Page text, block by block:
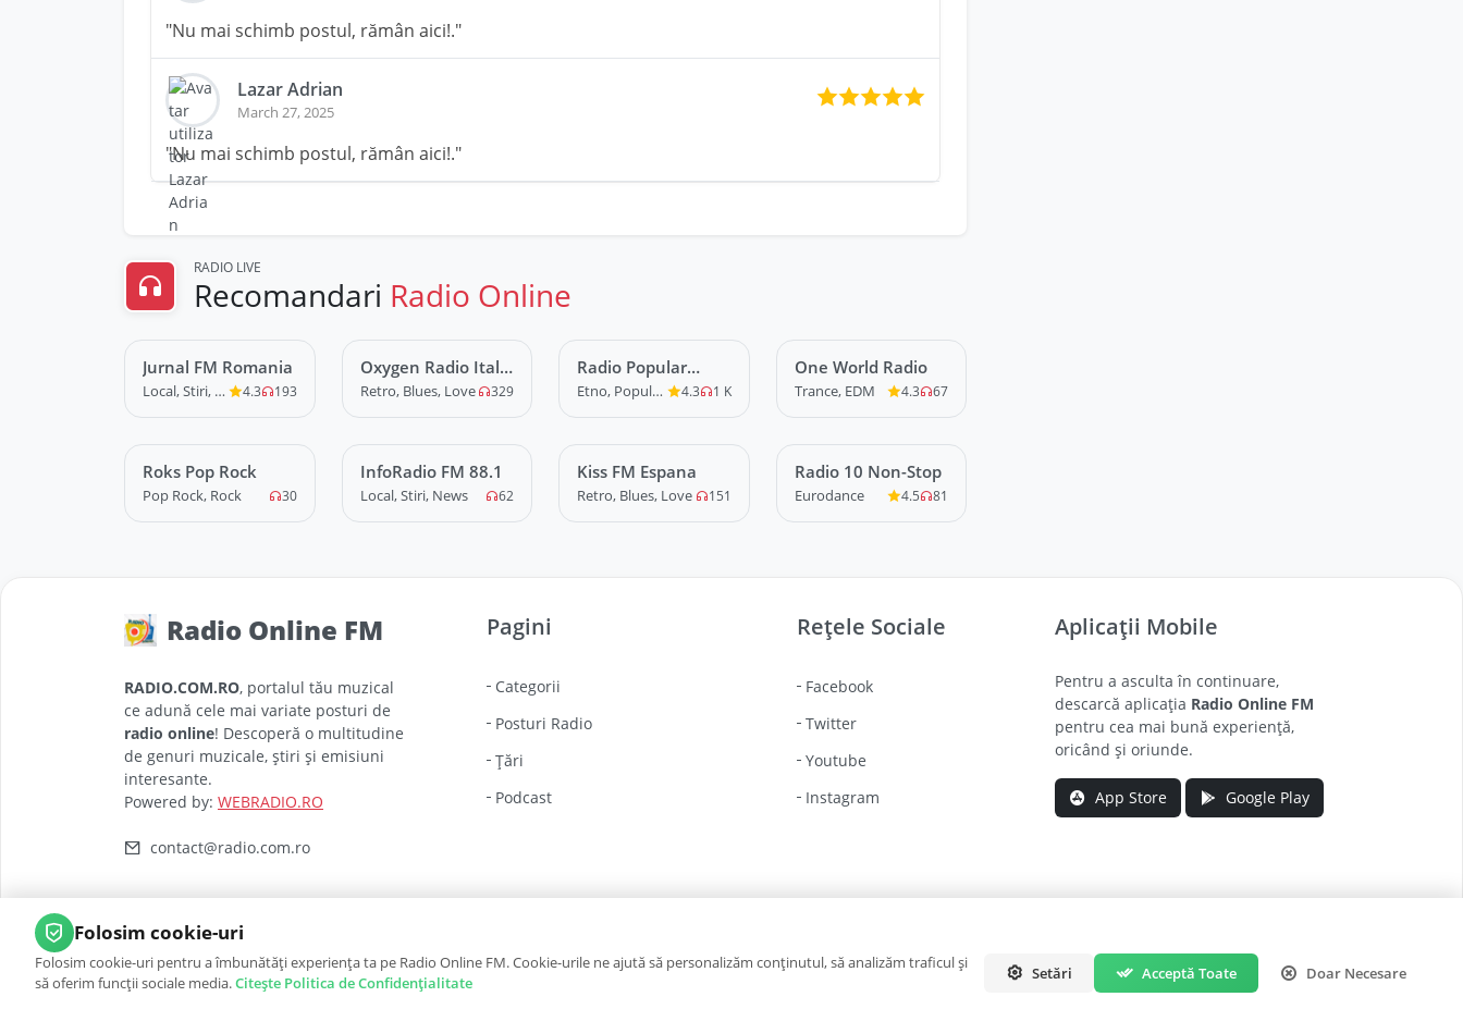
"Nu mai schimb postul, rămân aici!."
Lazar Adrian
March 27, 2025
"Nu mai schimb postul, rămân aici!."
RADIO LIVE
Recomandari Radio Online
LIVE
Jurnal FM Romania
Local, Stiri, News 4.3 193
LIVE
Oxygen Radio Italo
Hits
Retro, Blues, Love 329
LIVE
Radio Popular
Romania Etno, Populara 4.3 1 K
LIVE
One World Radio
Trance, EDM 4.3 67
LIVE
Roks Pop Rock
Pop Rock, Rock 30
LIVE
InfoRadio FM 88.1
Local, Stiri, News 62
LIVE
Kiss FM Espana
Retro, Blues, Love 151
LIVE
Radio 10 Non-Stop
Eurodance 4.5 81
Radio Online FM
RADIO.COM.RO, portalul tău muzical
ce adună cele mai variate posturi de
radio online! Descoperă o multitudine
de genuri muzicale, știri și emisiuni
interesante.
Powered by: WEBRADIO.RO
contact@radio.com.ro
Pagini
Categorii
Posturi Radio
Țări
Podcast
Rețele Sociale
Facebook
Twitter
Youtube
Instagram
Aplicații Mobile
Pentru a asculta în continuare,
descarcă aplicația Radio Online FM
pentru cea mai bună experiență,
oricând și oriunde.
App Store Google Play
Creat cu❤️deITDATA TELECOM
Folosim cookie-uri
Folosim cookie-uri pentru a îmbunătăți experiența ta pe Radio Online FM. Cookie-urile ne ajută să personalizăm conținutul, să analizăm traficul și
să oferim funcții sociale media.Citește Politica de Confidențialitate Setări Acceptă Toate Doar Necesare